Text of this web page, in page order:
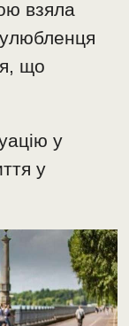
взяла
що
у
у